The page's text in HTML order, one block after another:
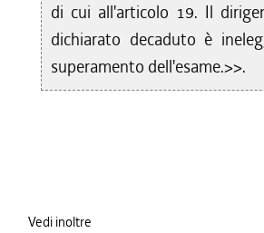
di cui all'articolo 19. Il
dichiarato decaduto è
superamento dell'esame.>>.
Vedi inoltre